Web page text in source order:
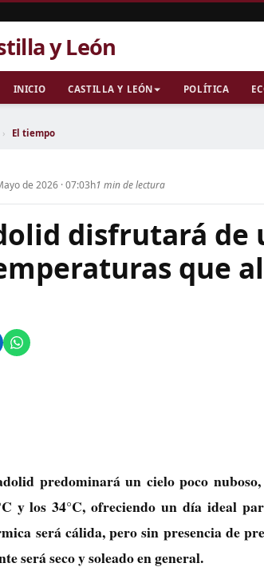
y León
INICIO CASTILLA Y LEÓN POLÍTICA
› El tiempo
de 2026 · 07:03h1 min de lectura
disfrutará de
que
predominará un cielo poco
y los 34°C, ofreciendo un día ideal
será cálida, pero sin presencia de
será seco y soleado en general.